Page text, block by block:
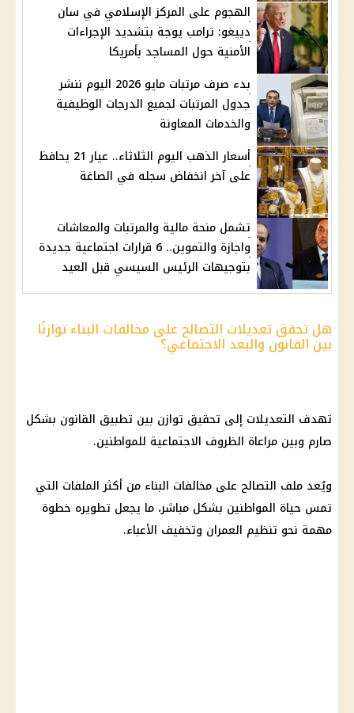
الهجوم على المركز الإسلامي في سان
دييغو: ترامب يوجة بتشديد الإجراءات
الأمنية حول المساجد بأمريكا
بدء صرف مرتبات مايو 2026 اليوم ننشر
جدول المرتبات لجميع الدرجات الوظيفية
والخدمات المعاونة
أسعار الذهب اليوم الثلاثاء.. عيار 21 يحافظ
على آخر انخفاض سجله في الصاغة
تشمل منحة مالية والمرتبات والمعاشات
واجازة والتموين.. 6 قرارات اجتماعية جديدة
بتوجيهات الرئيس السيسي قبل العيد
هل تحقق تعديلات التصالح على مخالفات البناء توازنًا
بين القانون والبعد الاجتماعي؟
تهدف التعديلات إلى تحقيق توازن بين تطبيق القانون بشكل
صارم وبين مراعاة الظروف الاجتماعية للمواطنين.
ويُعد ملف التصالح على مخالفات البناء من أكثر الملفات التي
تمس حياة المواطنين بشكل مباشر، ما يجعل تطويره خطوة
مهمة نحو تنظيم العمران وتخفيف الأعباء.